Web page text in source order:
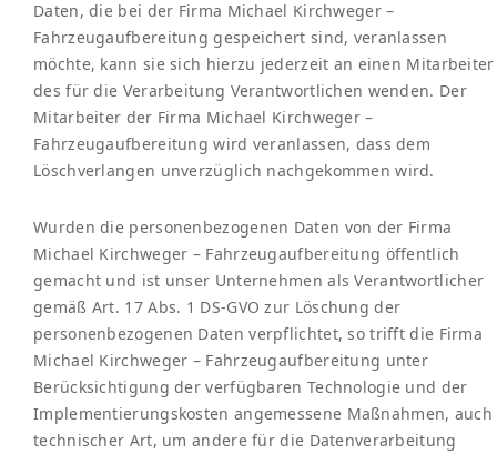
Daten, die bei der Firma Michael Kirchweger –
Fahrzeugaufbereitung gespeichert sind, veranlassen
möchte, kann sie sich hierzu jederzeit an einen Mitarbeiter
des für die Verarbeitung Verantwortlichen wenden. Der
Mitarbeiter der Firma Michael Kirchweger –
Fahrzeugaufbereitung wird veranlassen, dass dem
Löschverlangen unverzüglich nachgekommen wird.
Wurden die personenbezogenen Daten von der Firma
Michael Kirchweger – Fahrzeugaufbereitung öffentlich
gemacht und ist unser Unternehmen als Verantwortlicher
gemäß Art. 17 Abs. 1 DS-GVO zur Löschung der
personenbezogenen Daten verpflichtet, so trifft die Firma
Michael Kirchweger – Fahrzeugaufbereitung unter
Berücksichtigung der verfügbaren Technologie und der
Implementierungskosten angemessene Maßnahmen, auch
technischer Art, um andere für die Datenverarbeitung